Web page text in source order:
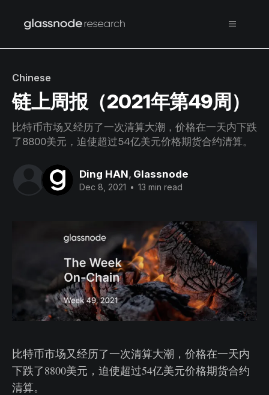
Chinese
链上周报（2021年第49周）
比特币市场又经历了一次清算大潮，价格在一天内下跌
了8800美元，迫使超过54亿美元价格期货合约清算。
Ding HAN, Glassnode
Dec 8, 2021 • 13 min read
比特币市场又经历了一次清算大潮，价格在一天内
下跌了8800美元，迫使超过54亿美元价格期货合约
清算。